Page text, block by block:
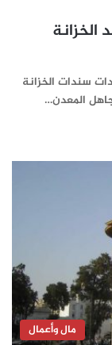
الخزانة
سندات الخزانة
المعدن…
مال وأعمال